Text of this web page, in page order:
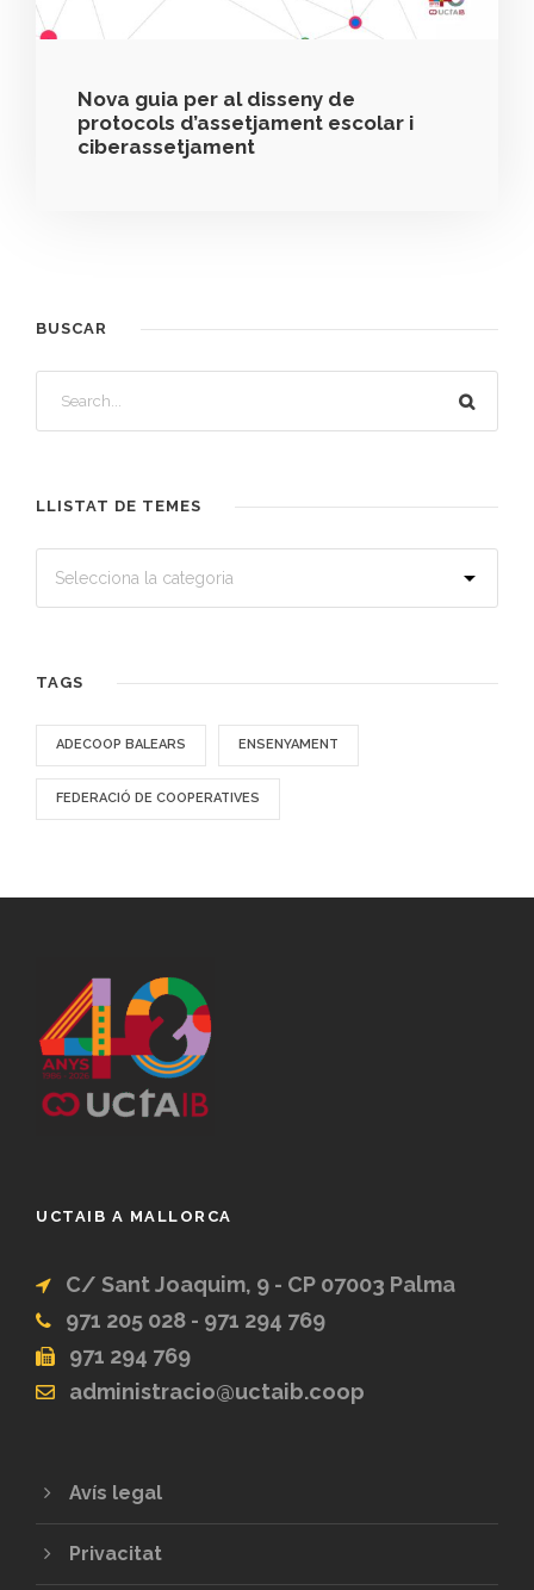
Nova guia per al disseny de
protocols d’assetjament escolar i
ciberassetjament
BUSCAR
LLISTAT DE TEMES
TAGS
ADECOOP BALEARS ENSENYAMENT
FEDERACIÓ DE COOPERATIVES
UCTAIB A MALLORCA
C/ Sant Joaquim, 9 - CP 07003 Palma
971 205 028 - 971 294 769
971 294 769
administracio@uctaib.coop
Avís legal
Privacitat